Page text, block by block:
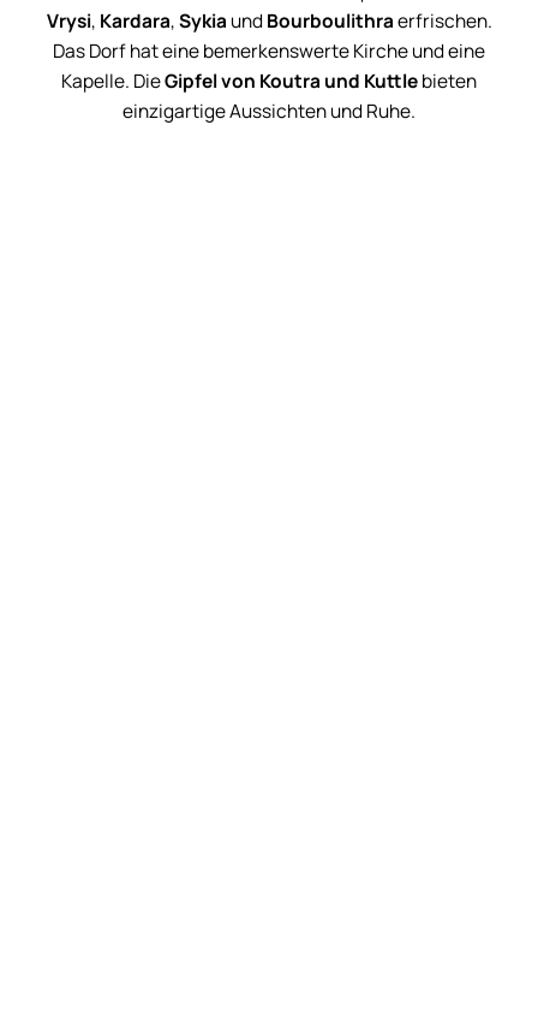
Vrysi, Kardara,Sykia undBourboulithraerfrischen.
Das Dorf hat eine bemerkenswerte Kirche und eine
Kapelle. DieGipfel von Koutra und Kuttlebieten
einzigartige Aussichten und Ruhe.